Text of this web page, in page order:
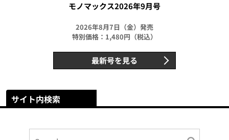
モノマックス2026年9月号
2026年8月7日（金）発売
特別価格：1,480円（税込）
最新号を見る
サイト内検索